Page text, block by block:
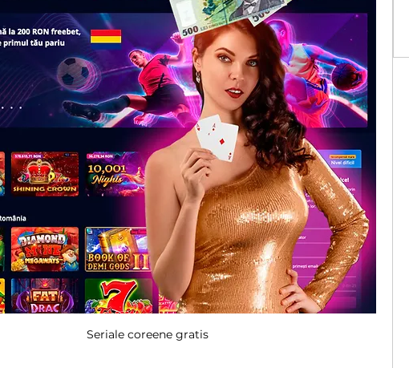
Seriale coreene gratis